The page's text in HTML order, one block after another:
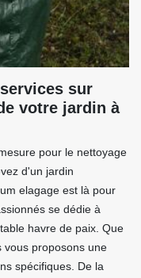
sur
votre jardin à
pour le nettoyage
d'un jardin
elagage est là pour
se dédie à
havre de paix. Que
vous proposons une
spécifiques. De la